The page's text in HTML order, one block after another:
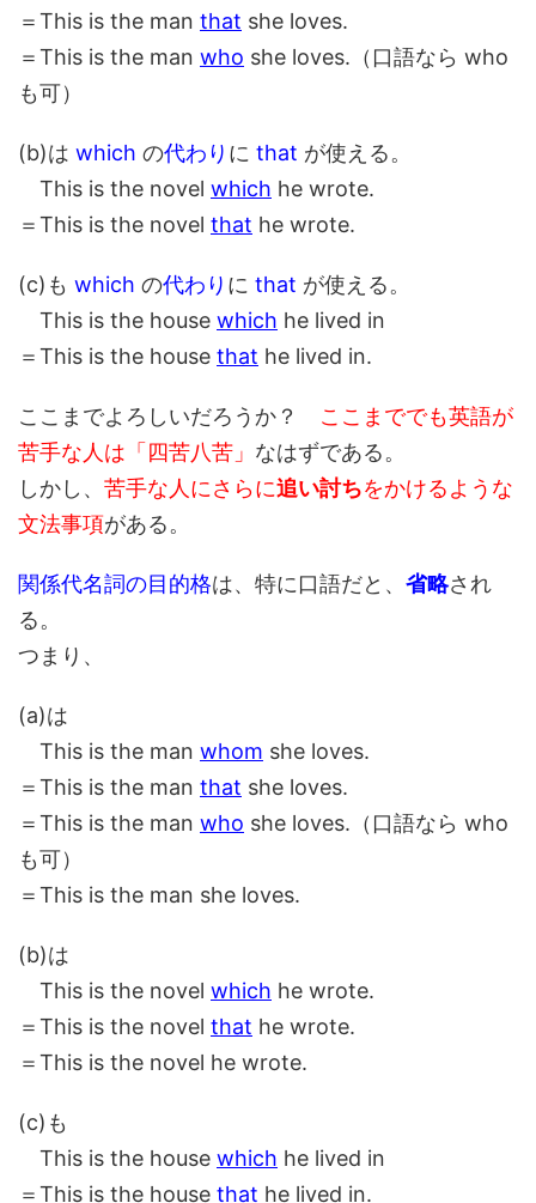
＝This is the man that she loves.
＝This is the man who she loves.（口語なら who
も可）
(b)は which の代わり に that が使える。
This is the novel which he wrote.
＝This is the novel that he wrote.
(c)も which の代わり に that が使える。
This is the house which he lived in
＝This is the house that he lived in.
ここまでよろしいだろうか？ ここまででも英語が
苦手な人は「四苦八苦」 なはずである。
しかし、 苦手な人にさらに追い討ちをかけるような
文法事項がある。
関係代名詞の目的格は、特に口語だと、 省略され
る。
つまり、
(a)は
This is the man whom she loves.
＝This is the man that she loves.
＝This is the man who she loves.（口語なら who
も可）
＝This is the man she loves.
(b)は
This is the novel which he wrote.
＝This is the novel that he wrote.
＝This is the novel he wrote.
(c)も
This is the house which he lived in
＝This is the house that he lived in.